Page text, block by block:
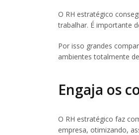
O RH estratégico
trabalhar. É importante
Por isso grandes
ambientes totalmente
Engaja os
O RH estratégico faz
empresa, otimizando,